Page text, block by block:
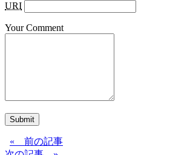
URI
Your Comment
Submit
« 前の記事